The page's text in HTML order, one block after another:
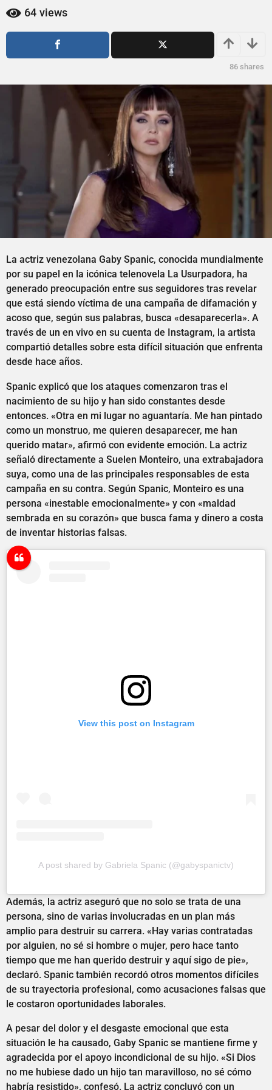
a
g
a
64 views
86 shares
La actriz venezolana Gaby Spanic, conocida mundialmente
por su papel en la icónica telenovela La Usurpadora, ha
generado preocupación entre sus seguidores tras revelar
que está siendo víctima de una campaña de difamación y
acoso que, según sus palabras, busca «desaparecerla». A
través de un en vivo en su cuenta de Instagram, la artista
compartió detalles sobre esta difícil situación que enfrenta
desde hace años.
Spanic explicó que los ataques comenzaron tras el
nacimiento de su hijo y han sido constantes desde
entonces. «Otra en mi lugar no aguantaría. Me han pintado
como un monstruo, me quieren desaparecer, me han
querido matar», afirmó con evidente emoción. La actriz
señaló directamente a Suelen Monteiro, una extrabajadora
suya, como una de las principales responsables de esta
campaña en su contra. Según Spanic, Monteiro es una
persona «inestable emocionalmente» y con «maldad
sembrada en su corazón» que busca fama y dinero a costa
de inventar historias falsas.
View this post on Instagram
A post shared by Gabriela Spanic (@gabyspanictv)
Además, la actriz aseguró que no solo se trata de una
persona, sino de varias involucradas en un plan más
amplio para destruir su carrera. «Hay varias contratadas
por alguien, no sé si hombre o mujer, pero hace tanto
tiempo que me han querido destruir y aquí sigo de pie»,
declaró. Spanic también recordó otros momentos difíciles
de su trayectoria profesional, como acusaciones falsas que
le costaron oportunidades laborales.
A pesar del dolor y el desgaste emocional que esta
situación le ha causado, Gaby Spanic se mantiene firme y
agradecida por el apoyo incondicional de su hijo. «Si Dios
no me hubiese dado un hijo tan maravilloso, no sé cómo
habría resistido», confesó. La actriz concluyó con un